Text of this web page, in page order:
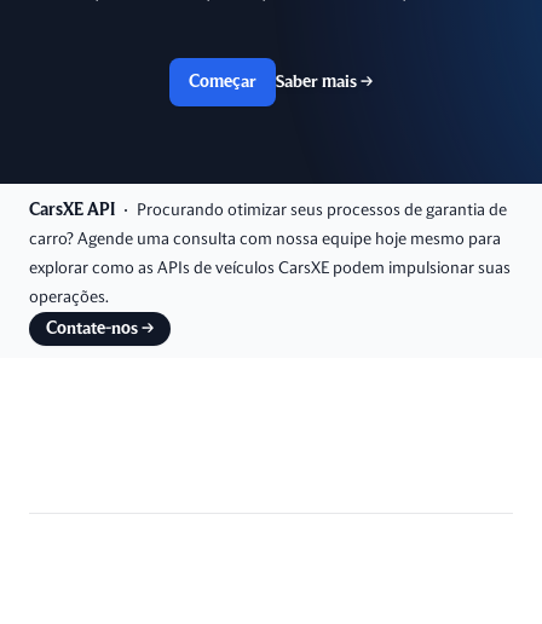
Começar Saber mais →
CarsXE API
Procurando otimizar seus processos de garantia de
carro? Agende uma consulta com nossa equipe hoje mesmo para
explorar como as APIs de veículos CarsXE podem impulsionar suas
operações.
Contate-nos →